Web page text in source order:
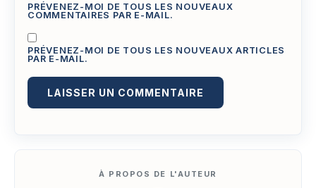
PRÉVENEZ-MOI DE TOUS LES NOUVEAUX
COMMENTAIRES PAR E-MAIL.
PRÉVENEZ-MOI DE TOUS LES NOUVEAUX ARTICLES
PAR E-MAIL.